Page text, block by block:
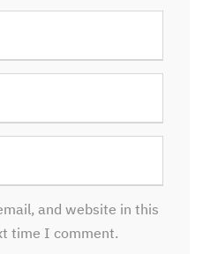
and website in this
time I comment.